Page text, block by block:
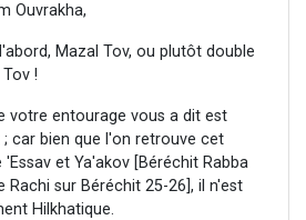
Ouvrakha,
Mazal Tov, ou plutôt double
!
votre entourage vous a dit est
car bien que l'on retrouve cet
et Ya'akov [Béréchit Rabba
Rachi sur Béréchit 25-26], il n'est
Hilkhatique.